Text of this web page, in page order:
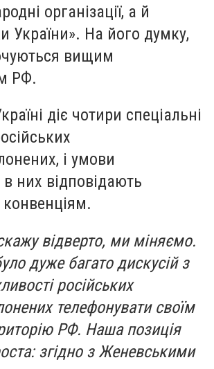
організації, а й
України». На його думку,
вищим
РФ.
діє чотири спеціальні
і умови
них відповідають
відверто, ми міняємо.
дуже багато дискусій з
російських
телефонувати своїм
РФ. Наша позиція
згідно з Женевськими